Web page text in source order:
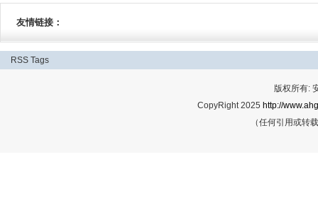
友情链接：
RSS Tags
版权所有:
CopyRight 2025 http://
（任何引用或转